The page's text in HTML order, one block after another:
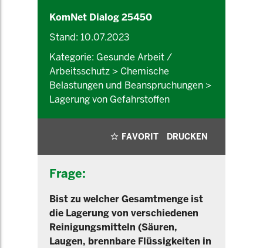
KomNet Dialog 25450
Stand: 10.07.2023
Kategorie: Gesunde Arbeit /
Arbeitsschutz > Chemische
Belastungen und Beanspruchungen >
Lagerung von Gefahrstoffen
FAVORIT DRUCKEN
Frage:
Bist zu welcher Gesamtmenge ist
die Lagerung von verschiedenen
Reinigungsmitteln (Säuren,
Laugen, brennbare Flüssigkeiten in